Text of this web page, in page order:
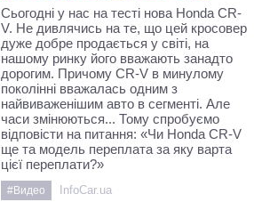
Сьогодні у нас на тесті нова Honda CR-
V. Не дивлячись на те, що цей кросовер
дуже добре продається у світі, на
нашому ринку його вважають занадто
дорогим. Причому CR-V в минулому
поколінні вважалась одним з
найвиваженішим авто в сегменті. Але
часи змінюються... Тому спробуємо
відповісти на питання: «Чи Honda CR-V
ще та модель переплата за яку варта
цієї переплати?»
#Видео InfoCar.ua